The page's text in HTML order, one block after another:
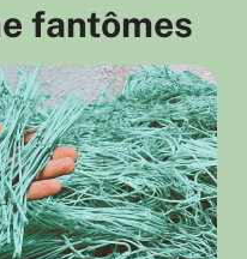
fantômes